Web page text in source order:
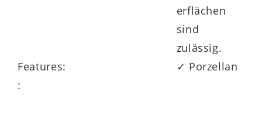
erflächen
sind
zulässig.
Features:
✓ Porzellan
: